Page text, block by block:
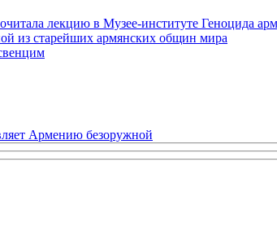
лекцию в Музее-институте Геноцида
из старейших армянских общин мира
Армению безоружной